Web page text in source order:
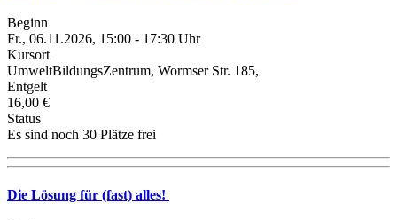
Beginn
Fr., 06.11.2026, 15:00 - 17:30 Uhr
Kursort
UmweltBildungsZentrum, Wormser Str. 185,
Entgelt
16,00 €
Status
Es sind noch 30 Plätze frei
Die Lösung für (fast) alles!